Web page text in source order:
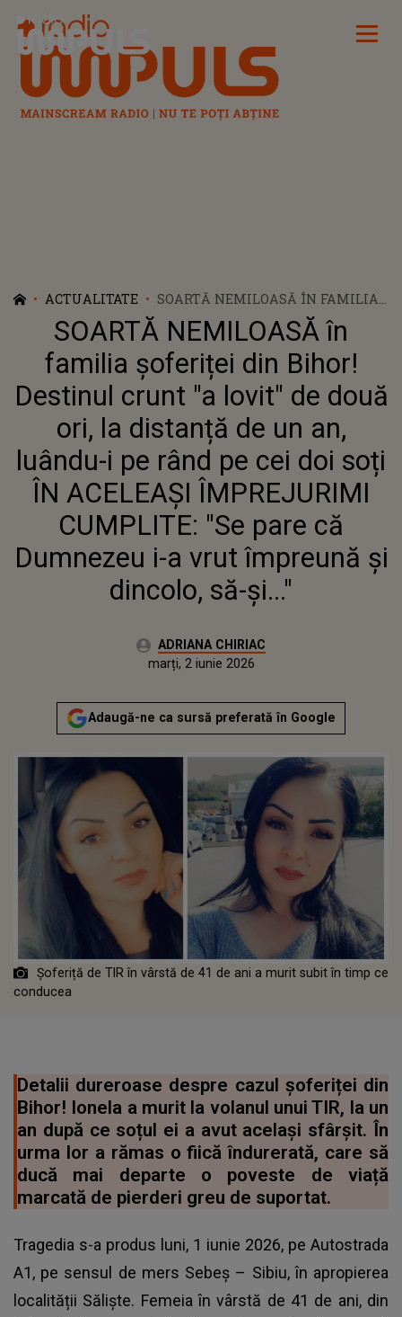
Radio Impuls
ACTUALITATE
SOARTĂ NEMILOASĂ ÎN FAMILIA
ȘOFERIȚEI DIN BIHOR! DESTINUL
CRUNT "A LOVIT" DE DOUĂ ORI, LA
DISTANȚĂ DE UN AN, LUÂNDU-I
PE RÂND PE CEI DOI SOȚI ÎN
ACELEAȘI ÎMPREJURIMI
DUMNEZEU I-A VRUT ÎMPREUNĂ
ȘI DINCOLO, SĂ-ȘI..."
SOARTĂ NEMILOASĂ în
familia șoferiței din Bihor!
Destinul crunt "a lovit" de două
ori, la distanță de un an,
luându-i pe rând pe cei doi soți
ÎN ACELEAȘI ÎMPREJURIMI
CUMPLITE: "Se pare că
Dumnezeu i-a vrut împreună și
dincolo, să-și..."
Autor:ADRIANA CHIRIAC
Actualizat:
marți, 2 iunie 2026
Adaugă-ne ca sursă preferată în Google
Șoferiță de TIR în vârstă de 41 de ani a murit subit în timp ce
conducea
Detalii dureroase despre cazul șoferiței din
Bihor! Ionela a murit la volanul unui TIR, la un
an după ce soțul ei a avut același sfârșit. În
urma lor a rămas o fiică îndurerată, care să
ducă mai departe o poveste de viață
marcată de pierderi greu de suportat.
Tragedia s-a produs luni, 1 iunie 2026, pe Autostrada
A1, pe sensul de mers Sebeș – Sibiu, în apropierea
localității Săliște. Femeia în vârstă de 41 de ani, din